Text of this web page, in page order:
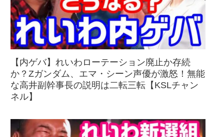
【内ゲバ】れいわローテーション廃止か存続
か？Zガンダム、エマ・シーン声優が激怒！無能
な高井副幹事長の説明は二転三転【KSLチャン
ネル】